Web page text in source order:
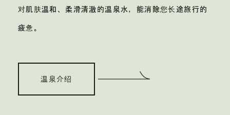
对肌肤温和、柔滑清澈的温泉水， 能消除您长途旅行的
疲惫。
温泉介绍